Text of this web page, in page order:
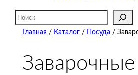
Поиск
Главная / Каталог/ Посуда /
Заварочные